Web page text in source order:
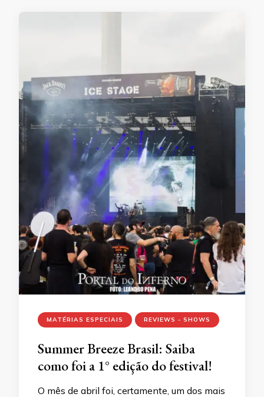
MATÉRIAS ESPECIAIS REVIEWS - SHOWS
Summer Breeze Brasil: Saiba
como foi a 1° edição do festival!
O mês de abril foi, certamente, um dos mais